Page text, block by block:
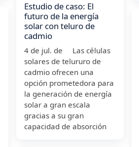
Estudio de caso: El
futuro de la energía
solar con teluro de
cadmio
4 de jul. de Las células
solares de telururo de
cadmio ofrecen una
opción prometedora para
la generación de energía
solar a gran escala
gracias a su gran
capacidad de absorción